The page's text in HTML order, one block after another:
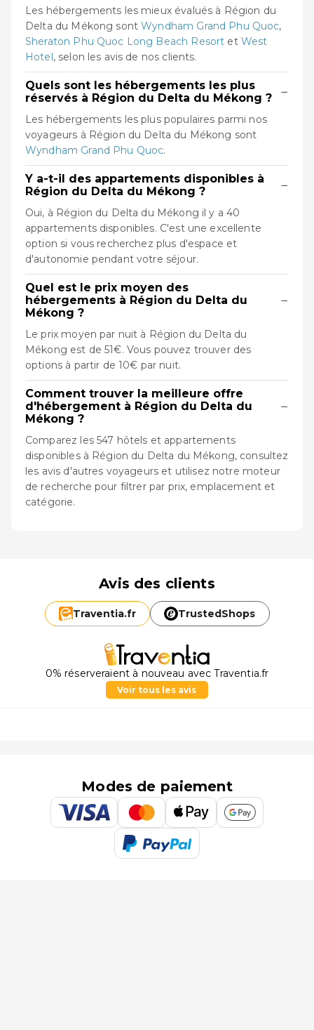
Les hébergements les mieux évalués à Région du
Delta du Mékong sontWyndham Grand Phu Quoc,
Sheraton Phu Quoc Long Beach Resort et West
Hotel, selon les avis de nos clients.
Quels sont les hébergements les plus
réservés à Région du Delta du Mékong ?
−
Les hébergements les plus populaires parmi nos
voyageurs à Région du Delta du Mékong sont
Wyndham Grand Phu Quoc.
Y a-t-il des appartements disponibles à
Région du Delta du Mékong ?
−
Oui, à Région du Delta du Mékong il y a 40
appartements disponibles. C'est une excellente
option si vous recherchez plus d'espace et
d'autonomie pendant votre séjour.
Quel est le prix moyen des
hébergements à Région du Delta du
Mékong ?
−
Le prix moyen par nuit à Région du Delta du
Mékong est de 51€. Vous pouvez trouver des
options à partir de 10€ par nuit.
Comment trouver la meilleure offre
d'hébergement à Région du Delta du
Mékong ?
−
Comparez les 547 hôtels et appartements
disponibles à Région du Delta du Mékong, consultez
les avis d'autres voyageurs et utilisez notre moteur
de recherche pour filtrer par prix, emplacement et
catégorie.
Avis des clients
Traventia.fr TrustedShops
0% réserveraient à nouveau avec Traventia.fr
Voir tous les avis
Modes de paiement